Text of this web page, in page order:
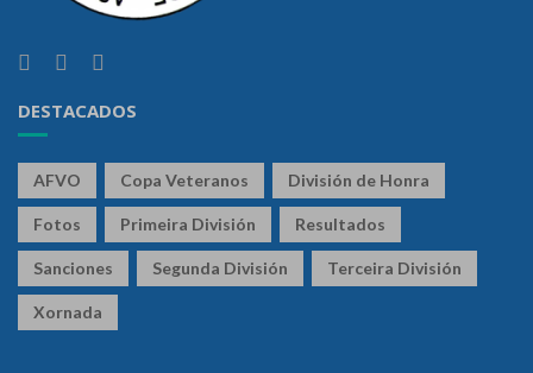
DESTACADOS
AFVO Copa Veteranos División de Honra
Fotos Primeira División Resultados
Sanciones Segunda División Terceira División
Xornada